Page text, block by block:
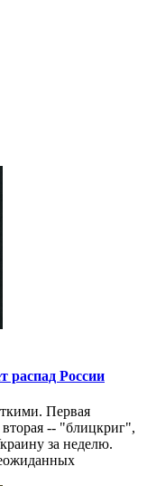
распад России
Первая
-- "блицкриг",
за неделю.